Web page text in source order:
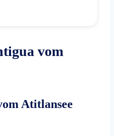
vom
Atitlansee